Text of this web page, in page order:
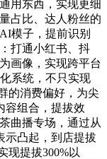
用东西，实现更细
占比、达人粉丝的
模子，提前识别
打通小红书、抖
画像，实现跨平台
系统，不只实现
的消费偏好，为尖
容组合，提拔效
曲播专场，通过从
示凸起，到店提拔
现提拔300%以